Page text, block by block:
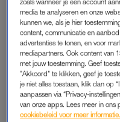
Donderdag maakte de
Máxima en Ariane naar
Oranjeleeuwinnen op het
Europees
Duitsland, kwam niemand
de wedstrijden van Oranje.
zoals wanneer je een account
media te analyseren en onze
kunnen we, als je hier
content, communicatie en
advertenties te tonen, en voor
mediapartners. Ook content van
met jouw toestemming. Geef
"Akkoord" te klikken, geef je
je niet alles toestaan, klik dan op
aanpassen via “Privacy-
van onze apps. Lees meer in ons
cookiebeleid voor meer informatie.